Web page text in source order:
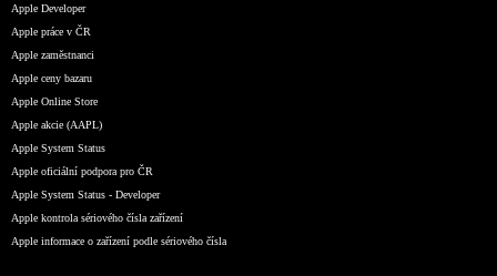
Apple Developer
Apple práce v ČR
Apple zaměstnanci
Apple ceny bazaru
Apple Online Store
Apple akcie (AAPL)
Apple System Status
Apple oficiální podpora pro ČR
Apple System Status - Developer
Apple kontrola sériového čísla zařízení
Apple informace o zařízení podle sériového čísla